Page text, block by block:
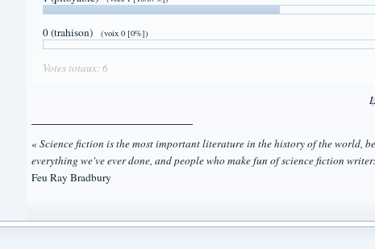
0 (trahison) (voix 0 [0%])
Votes totaux: 6
« Science fiction is the most important literature in the history of the world,
everything we've ever done, and people who make fun of science fiction
Feu Ray Bradbury